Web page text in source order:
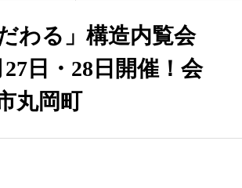
中大規模木造建築
だわる」構造内覧会
27日・28日開催！会
丸岡町